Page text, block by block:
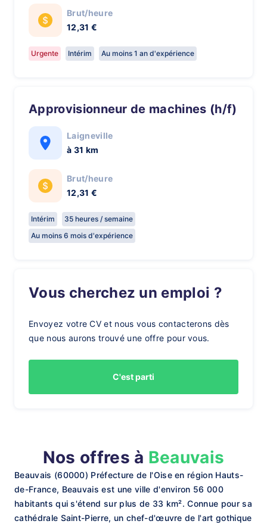
Brut/heure
12,31 €
Urgente Intérim Au moins 1 an d'expérience
Approvisionneur de machines (h/f)
Laigneville
à 31 km
Brut/heure
12,31 €
Intérim
35 heures / semaine
Au moins 6 mois d'expérience
Vous cherchez un emploi ?
Envoyez votre CV et nous vous contacterons dès
que nous aurons trouvé une offre pour vous.
C'est parti
Nos offres à Beauvais
Beauvais (60000) Préfecture de l'Oise en région Hauts-
de-France, Beauvais est une ville d'environ 56 000
habitants qui s'étend sur plus de 33 km². Connue pour sa
cathédrale Saint-Pierre, un chef-d'œuvre de l'art gothique